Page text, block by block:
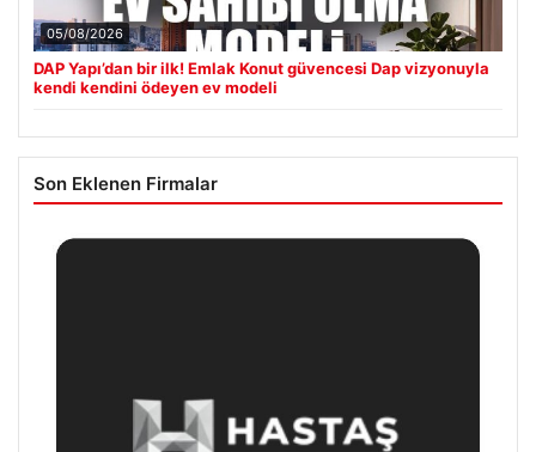
05/08/2026
DAP Yapı’dan bir ilk! Emlak Konut güvencesi Dap vizyonuyla
kendi kendini ödeyen ev modeli
Son Eklenen Firmalar